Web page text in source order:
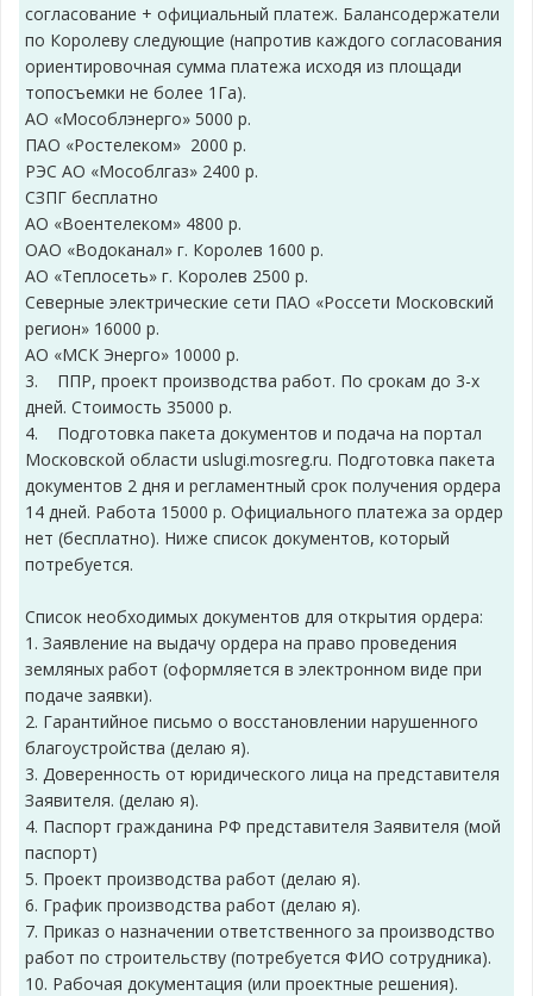
согласование + официальный платеж. Балансодержатели
по Королеву следующие (напротив каждого согласования
ориентировочная сумма платежа исходя из площади
топосъемки не более 1Га).
АО «Мособлэнерго» 5000 р.
ПАО «Ростелеком» 2000 р.
РЭС АО «Мособлгаз» 2400 р.
СЗПГ бесплатно
АО «Воентелеком» 4800 р.
ОАО «Водоканал» г. Королев 1600 р.
АО «Теплосеть» г. Королев 2500 р.
Северные электрические сети ПАО «Россети Московский
регион» 16000 р.
АО «МСК Энерго» 10000 р.
3. ППР, проект производства работ. По срокам до 3-х
дней. Стоимость 35000 р.
4. Подготовка пакета документов и подача на портал
Московской области uslugi.mosreg.ru. Подготовка пакета
документов 2 дня и регламентный срок получения ордера
14 дней. Работа 15000 р. Официального платежа за ордер
нет (бесплатно). Ниже список документов, который
потребуется.
Список необходимых документов для открытия ордера:
1. Заявление на выдачу ордера на право проведения
земляных работ (оформляется в электронном виде при
подаче заявки).
2. Гарантийное письмо о восстановлении нарушенного
благоустройства (делаю я).
3. Доверенность от юридического лица на представителя
Заявителя. (делаю я).
4. Паспорт гражданина РФ представителя Заявителя (мой
паспорт)
5. Проект производства работ (делаю я).
6. График производства работ (делаю я).
7. Приказ о назначении ответственного за производство
работ по строительству (потребуется ФИО сотрудника).
10. Рабочая документация (или проектные решения).